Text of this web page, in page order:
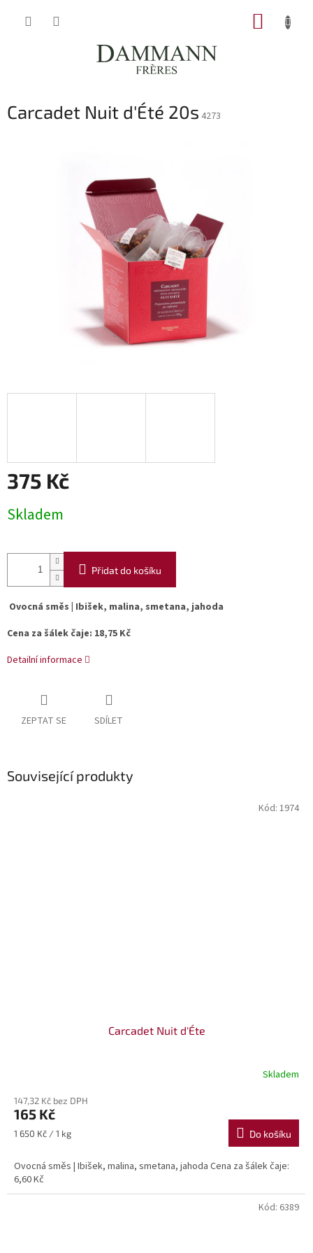
Carcadet Nuit d'Été 20s 4273
375 Kč
cena:
Skladem
Přidat do košíku
Ovocná směs | Ibišek, malina, smetana, jahoda
Cena za šálek čaje: 18,75 Kč
Detailní informace
ZEPTAT SE SDÍLET
Související produkty
Carcadet Nuit d'Éte
Skladem
147,32 Kč bez DPH
165 Kč
Měrná
1 650 Kč / 1 kg Do košíku
Ovocná směs | Ibišek, malina, smetana, jahoda Cena za šálek čaje:
6,60 Kč
Kód: 1974
Kód: 6389